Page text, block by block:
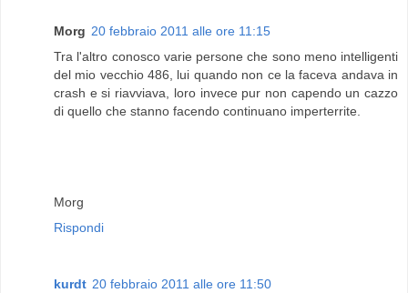
Morg 20 febbraio 2011 alle ore 11:15
Tra l'altro conosco varie persone che sono meno intelligenti
del mio vecchio 486, lui quando non ce la faceva andava in
crash e si riavviava, loro invece pur non capendo un cazzo
di quello che stanno facendo continuano imperterrite.
Morg
Rispondi
kurdt 20 febbraio 2011 alle ore 11:50